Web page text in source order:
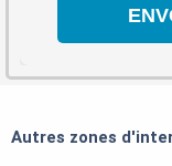
Autres zones